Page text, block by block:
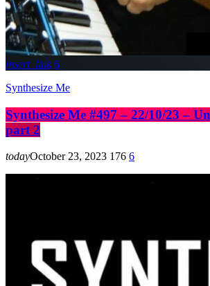
insert_link 6
Synthesize Me
Synthesize Me #497 – 22/10/23 –
part 2
todayOctober 23, 2023 176 6